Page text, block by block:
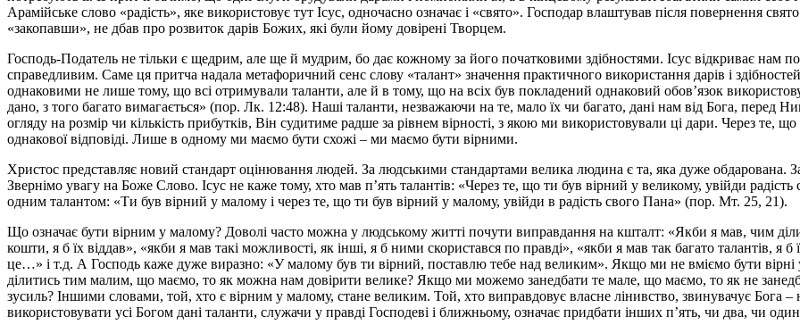
Арамійське слово «радість», яке використовує тут Ісус, одночасно означає і «свято». Господар влаштував після повернення
«закопавши», не дбав про розвиток дарів Божих, які були йому довірені Творцем.
Господь-Податель не тільки є щедрим, але ще й мудрим, бо дає кожному за його початковими здібностями. Ісус відкриває нам
справедливим. Саме ця притча надала метафоричний сенс слову «талант» значення практичного використання дарів і
однаковими не лише тому, що всі отримували таланти, але й в тому, що на всіх був покладений однаковий обов’язок
дано, з того багато вимагається» (пор. Лк. 12:48). Наші таланти, незважаючи на те, мало їх чи багато, дані нам від Бога, перед
огляду на розмір чи кількість прибутків, Він судитиме радше за рівнем вірності, з якою ми використовували ці дари. Через те,
однакової відповіді. Лише в одному ми маємо бути схожі – ми маємо бути вірними.
Христос представляє новий стандарт оцінювання людей. За людськими стандартами велика людина є та, яка дуже
Звернімо увагу на Боже Слово. Ісус не каже тому, хто мав п’ять талантів: «Через те, що ти був вірний у великому, увійди
одним талантом: «Ти був вірний у малому і через те, що ти був вірний у малому, увійди в радість свого Пана» (пор. Мт. 25, 21).
Що означає бути вірним у малому? Доволі часто можна у людському житті почути виправдання на кшталт: «Якби я мав, чим
кошти, я б їх віддав», «якби я мав такі можливості, як інші, я б ними скористався по правді», «якби я мав так багато талантів, я
це…» і т.д. А Господь каже дуже виразно: «У малому був ти вірний, поставлю тебе над великим». Якщо ми не вміємо бути
ділитись тим малим, що маємо, то як можна нам довірити велике? Якщо ми можемо занедбати те мале, що маємо, то як не
зусиль? Іншими словами, той, хто є вірним у малому, стане великим. Той, хто виправдовує власне лінивство, звинувачує Бога –
використовувати усі Богом дані таланти, служачи у правді Господеві і ближньому, означає придбати інших п’ять, чи два, чи один